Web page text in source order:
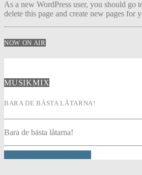
As a new WordPress user, you should go
delete this page and create new pages for
NOW ON AIR
MUSIKMIX
BARA DE BÄSTA LÅTARNA!
Bara de bästa låtarna!